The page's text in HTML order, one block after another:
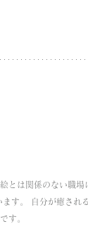
とは関係のない職
す。 自分が癒さ
す。